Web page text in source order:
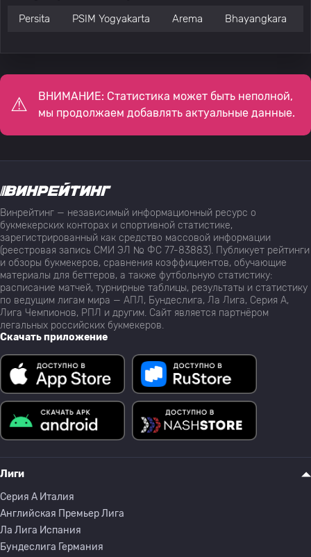
Persita PSIM Yogyakarta Arema Bhayangkara
ВНИМАНИЕ: Статистика может быть неполной,
мы продолжаем добавлять актуальные данные.
Винрейтинг — независимый информационный ресурс о
букмекерских конторах и спортивной статистике,
зарегистрированный как средство массовой информации
(реестровая запись СМИ ЭЛ № ФС 77-83883). Публикует рейтинги
и обзоры букмекеров, сравнения коэффициентов, обучающие
материалы для беттеров, а также футбольную статистику:
расписание матчей, турнирные таблицы, результаты и статистику
по ведущим лигам мира — АПЛ, Бундеслига, Ла Лига, Серия А,
Лига Чемпионов, РПЛ и другим. Сайт является партнёром
легальных российских букмекеров.
Скачать приложение
Лиги
Серия A Италия
Английская Премьер Лига
Ла Лига Испания
Бундеслига Германия